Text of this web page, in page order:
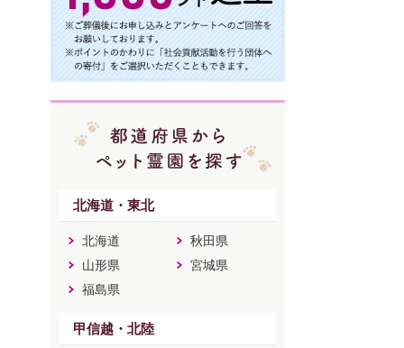
北海道・東北
北海道
秋田県
山形県
宮城県
福島県
甲信越・北陸